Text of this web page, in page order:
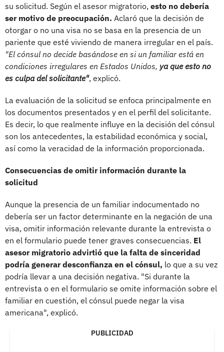
su solicitud. Según el asesor migratorio, esto no debería
ser motivo de preocupación. Aclaró que la decisión de
otorgar o no una visa no se basa en la presencia de un
pariente que esté viviendo de manera irregular en el país.
"El cónsul no decide basándose en si un familiar está en
condiciones irregulares en Estados Unidos, ya que esto no
es culpa del solicitante", explicó.
La evaluación de la solicitud se enfoca principalmente en
los documentos presentados y en el perfil del solicitante.
Es decir, lo que realmente influye en la decisión del cónsul
son los antecedentes, la estabilidad económica y social,
así como la veracidad de la información proporcionada.
Consecuencias de omitir información durante la
solicitud
Aunque la presencia de un familiar indocumentado no
debería ser un factor determinante en la negación de una
visa, omitir información relevante durante la entrevista o
en el formulario puede tener graves consecuencias. El
asesor migratorio advirtió que la falta de sinceridad
podría generar desconfianza en el cónsul, lo que a su vez
podría llevar a una decisión negativa. "Si durante la
entrevista o en el formulario se omite información sobre el
familiar en cuestión, el cónsul puede negar la visa
americana", explicó.
PUBLICIDAD